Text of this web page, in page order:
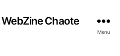
Chaote
Menu